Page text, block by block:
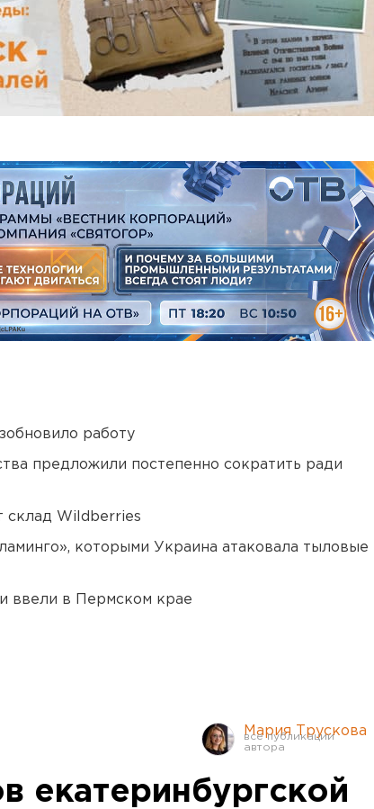
работу
предложили постепенно сократить ради
склад Wildberries
которыми Украина атаковала тыловые
ввели в Пермском крае
Мария Трускова
екатеринбургской